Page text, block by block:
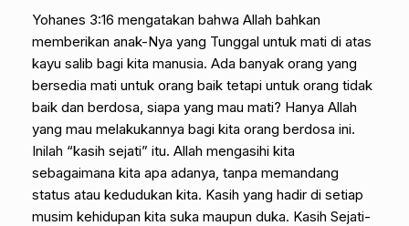
Yohanes 3:16 mengatakan bahwa Allah bahkan
memberikan anak-Nya yang Tunggal untuk mati di atas
kayu salib bagi kita manusia. Ada banyak orang yang
bersedia mati untuk orang baik tetapi untuk orang tidak
baik dan berdosa, siapa yang mau mati? Hanya Allah
yang mau melakukannya bagi kita orang berdosa ini.
Inilah “kasih sejati” itu. Allah mengasihi kita
sebagaimana kita apa adanya, tanpa memandang
status atau kedudukan kita. Kasih yang hadir di setiap
musim kehidupan kita suka maupun duka. Kasih Sejati-